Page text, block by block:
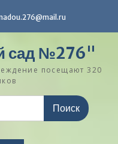
сад №276"
посещают 320